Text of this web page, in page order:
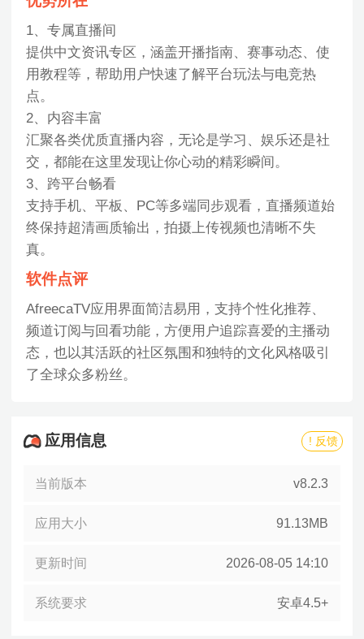
1、专属直播间
提供中文资讯专区，涵盖开播指南、赛事动态、使
用教程等，帮助用户快速了解平台玩法与电竞热
点。
2、内容丰富
汇聚各类优质直播内容，无论是学习、娱乐还是社
交，都能在这里发现让你心动的精彩瞬间。
3、跨平台畅看
支持手机、平板、PC等多端同步观看，直播频道始
终保持超清画质输出，拍摄上传视频也清晰不失
真。
软件点评
AfreecaTV应用界面简洁易用，支持个性化推荐、
频道订阅与回看功能，方便用户追踪喜爱的主播动
态，也以其活跃的社区氛围和独特的文化风格吸引
了全球众多粉丝。
应用信息 ! 反馈
当前版本 v8.2.3
应用大小 91.13MB
更新时间 2026-08-05 14:10
系统要求 安卓4.5+